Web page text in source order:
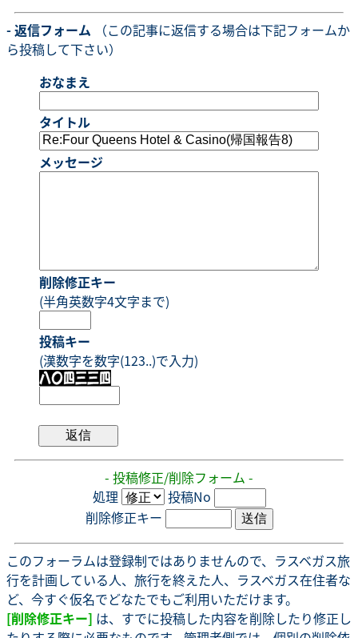
- 返信フォーム （この記事に返信する場合は下記フォームか
ら投稿して下さい）
おなまえ
タイトル
メッセージ
削除修正キー
(半角英数字4文字まで)
投稿キー
(漢数字を数字(123..)で入力)
- 投稿修正/削除フォーム -
処理
投稿No
削除修正キー
このフォーラムは登録制ではありませんので、ラスベガス旅
行を計画している人、旅行を終えた人、ラスベガス在住者な
ど、今すぐ仮名でどなたでもご利用いただけます。
[削除修正キー] は、すでに投稿した内容を削除したり修正し